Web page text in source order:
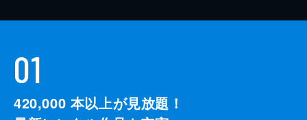
01
420,000 本以上が見放題！